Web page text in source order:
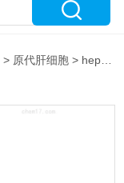
> 原代肝细胞 > hepatic kupffer cells大鼠肝库普弗细胞